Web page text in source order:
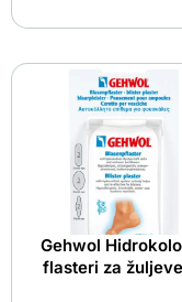
Gehwol
flasteri za